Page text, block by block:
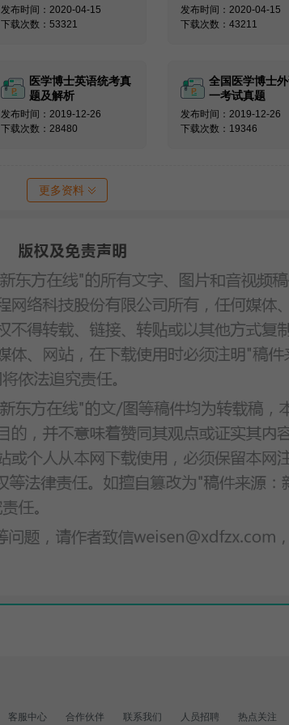
发布时间：2020-04-15
下载次数：53321
发布时间：2020-04-15
下载次数：43211
医学博士英语统考真
题及解析
发布时间：2019-12-26
下载次数：28480
全国医学博士
一考试真题
发布时间：2019-12-26
下载次数：19346
更多资料
客服中心 合作伙伴 联系我们 人员招聘 热点关注